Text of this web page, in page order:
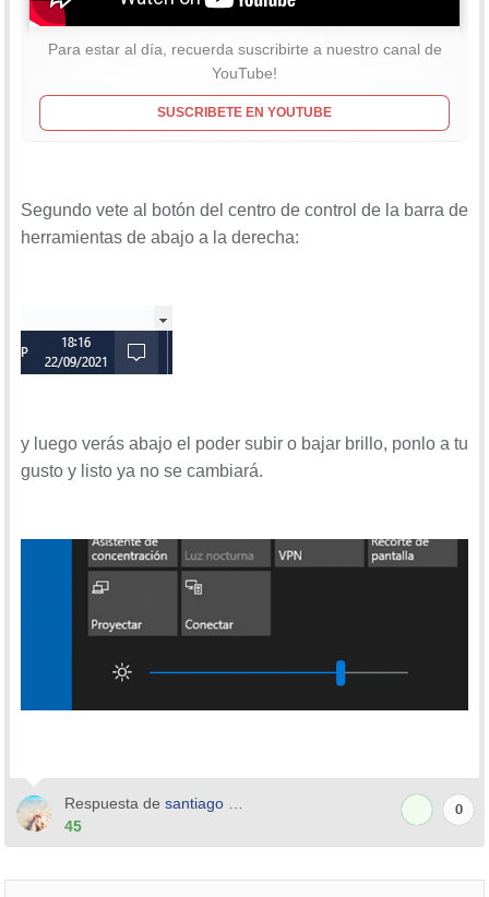
Para estar al día, recuerda suscribirte a nuestro canal de
YouTube!
SUSCRIBETE EN YOUTUBE
Segundo vete al botón del centro de control de la barra de
herramientas de abajo a la derecha:
y luego verás abajo el poder subir o bajar brillo, ponlo a tu
gusto y listo ya no se cambiará.
Respuesta de santiago bravo
45
0